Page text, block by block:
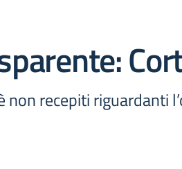
recepiti riguardanti